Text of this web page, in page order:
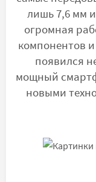
лишь 7,6 мм
огромная
компонентов
появился
мощный
новыми